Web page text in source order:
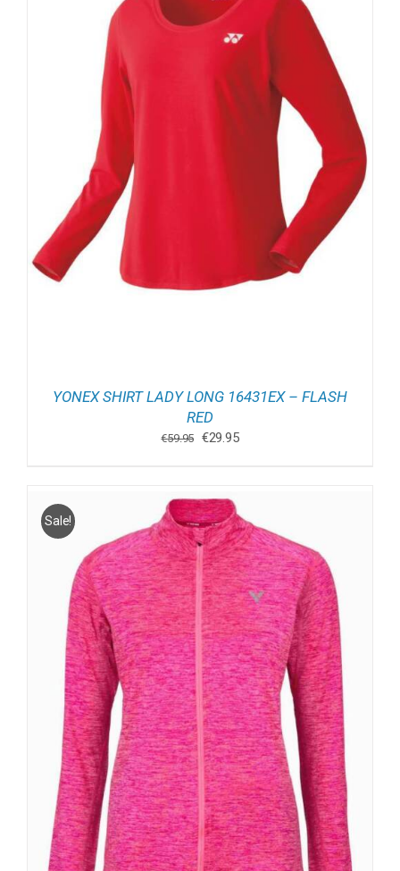
YONEX SHIRT LADY LONG 16431EX – FLASH
RED
€59.95 Oorspronkelijke
€59.95.
€29.95Huidige
Sale!